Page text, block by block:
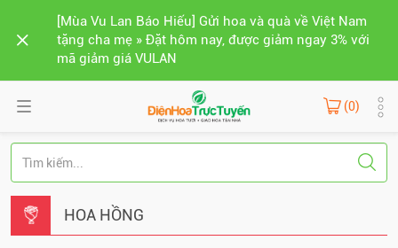
[Mùa Vu Lan Báo Hiếu] Gửi hoa và quà về Việt Nam
tặng cha mẹ » Đặt hôm nay, được giảm ngay 3% với
mã giảm giá VULAN
(0)
HOA HỒNG